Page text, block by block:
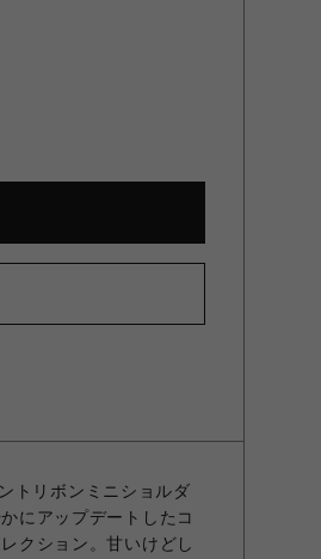
トリボンミニショルダ
にアップデートしたコ
クション。甘いけどし